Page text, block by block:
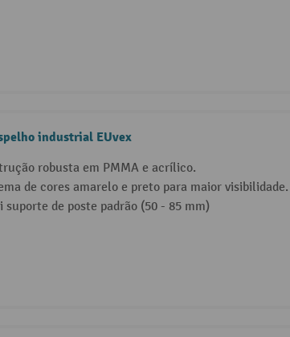
industrial EUvex
robusta em PMMA e acrílico.
de cores amarelo e preto para maior visibilidade.
suporte de poste padrão (50 - 85 mm)